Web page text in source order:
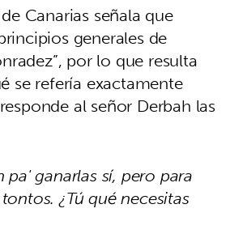
Canarias señala que
generales de
por lo que resulta
se refería exactamente
al señor Derbah las
ganarlas sí, pero para
¿Tú qué necesitas